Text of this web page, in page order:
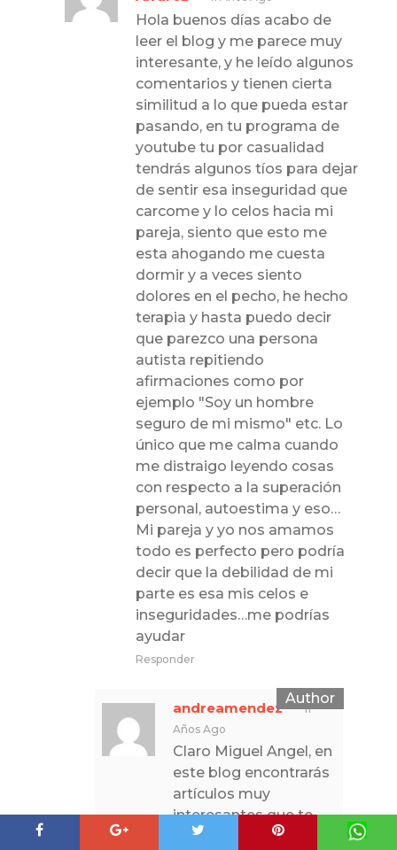
Hola buenos días acabo de
leer el blog y me parece muy
interesante, y he leído algunos
comentarios y tienen cierta
similitud a lo que pueda estar
pasando, en tu programa de
youtube tu por casualidad
tendrás algunos tíos para dejar
de sentir esa inseguridad que
carcome y lo celos hacia mi
pareja, siento que esto me
esta ahogando me cuesta
dormir y a veces siento
dolores en el pecho, he hecho
terapia y hasta puedo decir
que parezco una persona
autista repitiendo
afirmaciones como por
ejemplo "Soy un hombre
seguro de mi mismo" etc. Lo
único que me calma cuando
me distraigo leyendo cosas
con respecto a la superación
personal, autoestima y eso…
Mi pareja y yo nos amamos
todo es perfecto pero podría
decir que la debilidad de mi
parte es esa mis celos e
inseguridades…me podrías
ayudar
Responder
andreamendez
11
Años Ago
Claro Miguel Angel, en
este blog encontrarás
artículos muy
interesantes que te
ayudarán y además si